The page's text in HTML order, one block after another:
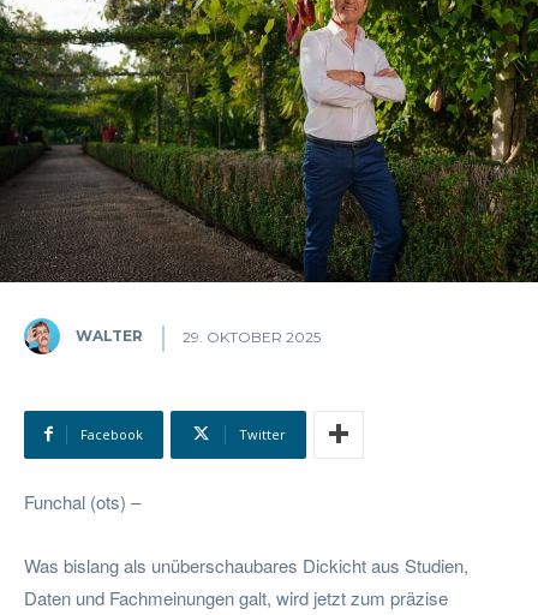
WALTER 29. OKTOBER 2025
Facebook Twitter
Funchal (ots) –
Was bislang als unüberschaubares Dickicht aus Studien,
Daten und Fachmeinungen galt, wird jetzt zum präzise